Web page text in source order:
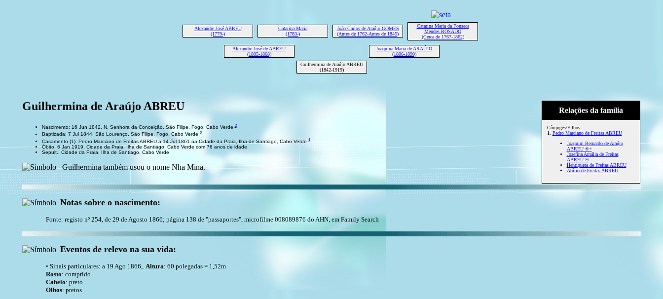
Alexandre José ABREU
(1779-)
Catarina Maria
(1783-)
João Carlos de Araújo GOMES
(Antes de 1762-Antes de 1845)
Catarina Maria da Fonseca
Mendes ROSADO
(Cerca de 1767-1862)
Alexandre José de ABREU
(1805-1868)
Joaquina Maria de ARAÚJO
(1806-1890)
Guilhermina de Araújo ABREU
(1842-1919)
Relações da família
Cônjuges/Filhos:
1. Pedro Marciano de Freitas ABREU
Joaquim Bernardo de Araújo
ABREU ®+
Josefina Amália de Freitas
ABREU ®
Henriqueta de Freitas ABREU
Abílio de Freitas ABREU
Guilhermina de Araújo ABREU
Nascimento: 16 Jun 1842, N. Senhora da Conceição, São Filipe, Fogo, Cabo Verde2
Baptizada: 7 Jul 1844, São Lourenço, São Filipe, Fogo, Cabo Verde2
Casamento (1): Pedro Marciano de Freitas ABREU a 14 Jul 1861 na Cidade da Praia, Ilha de Santiago, Cabo Verde1
Óbito: 6 Jan 1919, Cidade da Praia, Ilha de Santiago, Cabo Verde com 76 anos de idade
Sepult.: Cidade da Praia, Ilha de Santiago, Cabo Verde
Guilhermina também usou o nome Nha Mina.
Notas sobre o nascimento:
Fonte: registo nº 254, de 29 de Agosto 1866; página 138 de "passaportes", microfilme 008089876 do AHN, em Family Search
Eventos de relevo na sua vida:
• Sinais particulares: a 19 Ago 1866,. Altura: 60 polegadas = 1,52m
Rosto: comprido
Cabelo: preto
Olhos: pretos